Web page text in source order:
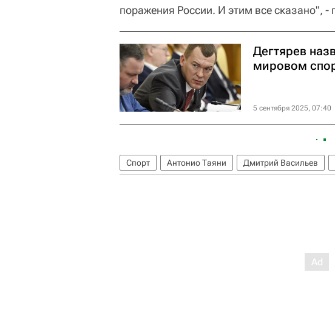
поражения России. И этим все сказано", -
Дегтярев
мировом
5 сентября 2025, 07:40
Спорт Антонио Таяни Дмитрий Васильев